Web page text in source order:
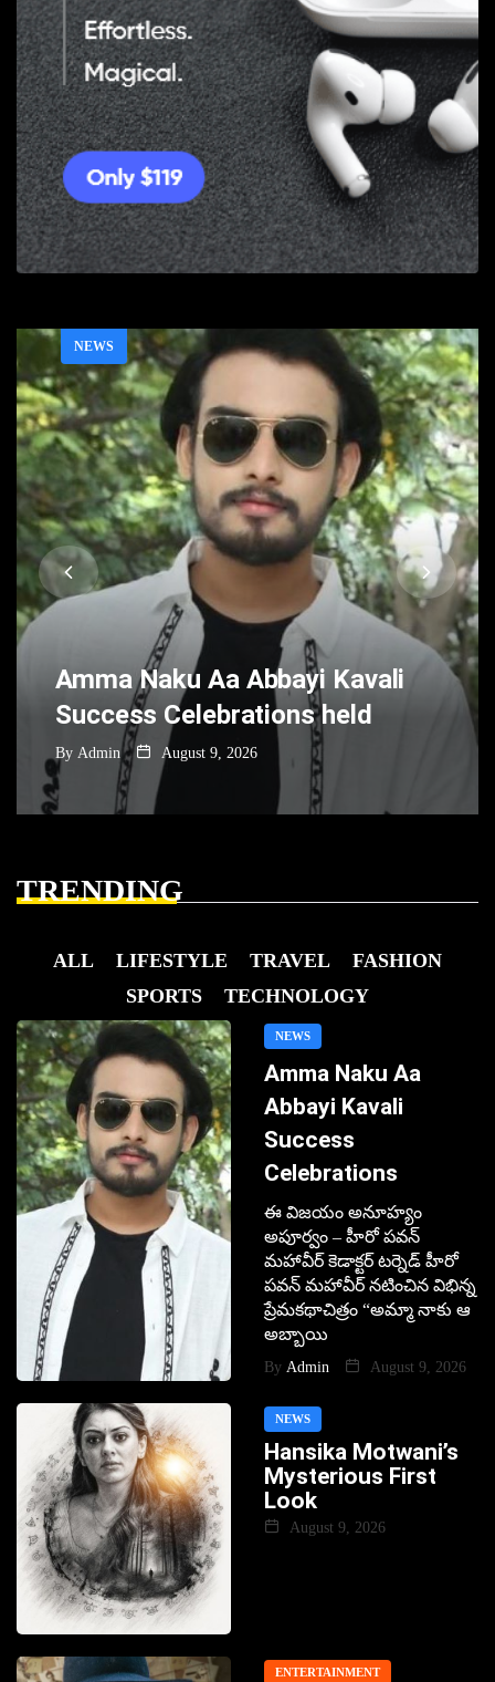
NEWS
Amma Naku Aa Abbayi Kavali
Success Celebrations held
By Admin August 9, 2026
TRENDING
ALL LIFESTYLE TRAVEL
FASHION
SPORTS
TECHNOLOGY
NEWS
Amma Naku Aa
Abbayi Kavali
Success
Celebrations
ఈ విజయం అనూహ్యం
అపూర్వం – హీరో పవన్
మహావీర్ కెడాక్టర్ టర్నెడ్ హీరో
పవన్ మహావీర్ నటించిన విభిన్న
ప్రేమకథాచిత్రం “అమ్మా నాకు ఆ
అబ్బాయి
By Admin August 9, 2026
NEWS
Hansika Motwani’s
Mysterious First
Look
August 9, 2026
ENTERTAINMENT